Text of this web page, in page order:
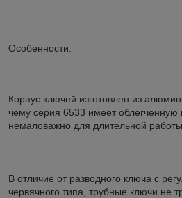
Особенности:
Корпус ключей изготовлен из
чему серия 6533 имеет облегченную
немаловажно для длительной работы.
В отличие от разводного ключа с
червячного типа, трубные ключи не